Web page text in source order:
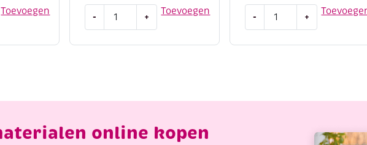
Toevoegen Toevoegen
-
Ornamenten
dik
Maan
+ -
aantal
+
online kopen